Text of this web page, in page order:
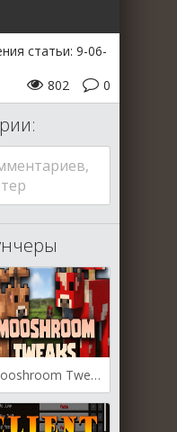
статьи: 9-06-
0
802
Mooshroom Tweaks для Майнкрафт [1.19.3, 1.19.2, 1.19.1]